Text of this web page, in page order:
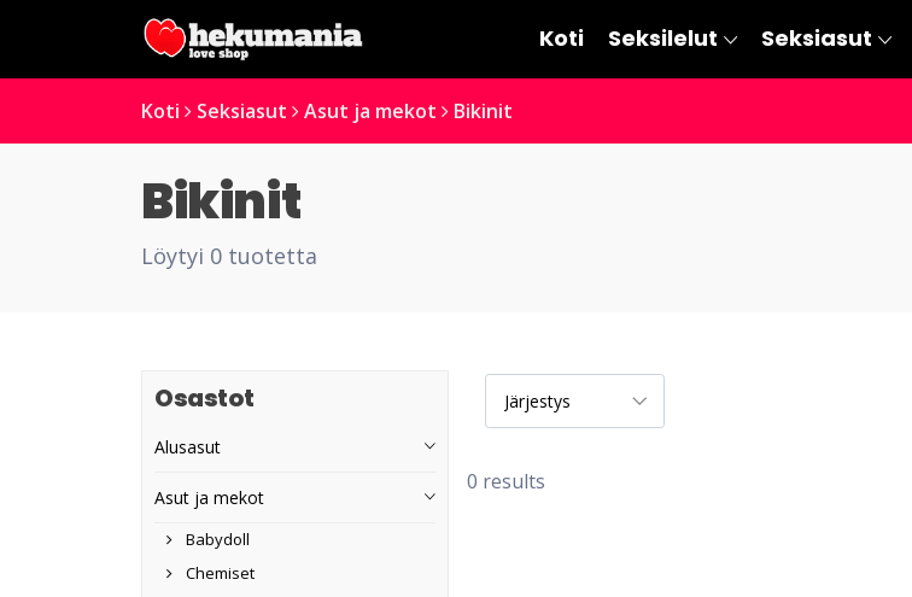
Koti Seksilelut Seksiasut
Koti Seksiasut Asut ja mekot Bikinit
Bikinit
Löytyi 0 tuotetta
0 results
Osastot
Alusasut
Asut ja mekot
Babydoll
Chemiset